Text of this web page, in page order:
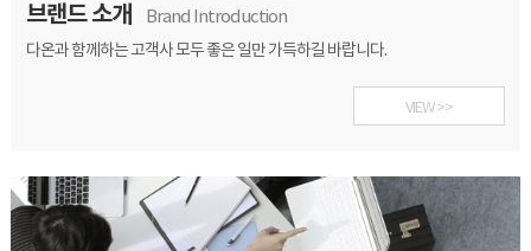
브랜드 소개 Brand Introduction
다온과 함께하는 고객사 모두 좋은 일만 가득하길 바랍니다.
VIEW >>